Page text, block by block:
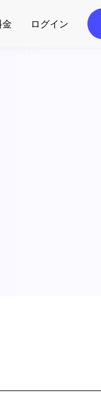
金 ログイン